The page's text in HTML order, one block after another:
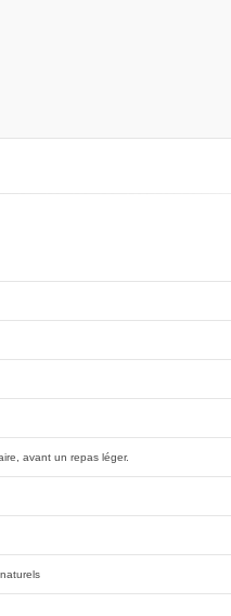
avant un repas léger.